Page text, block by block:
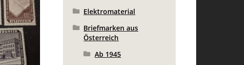
Elektromaterial
Briefmarken aus
Österreich
Ab 1945